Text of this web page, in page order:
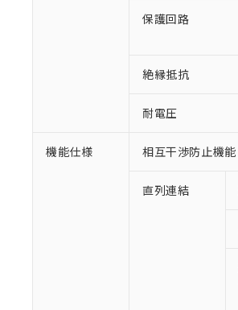
保護回路
絶縁抵抗
耐電圧
機能仕様 相互干渉防止機能
直列連結